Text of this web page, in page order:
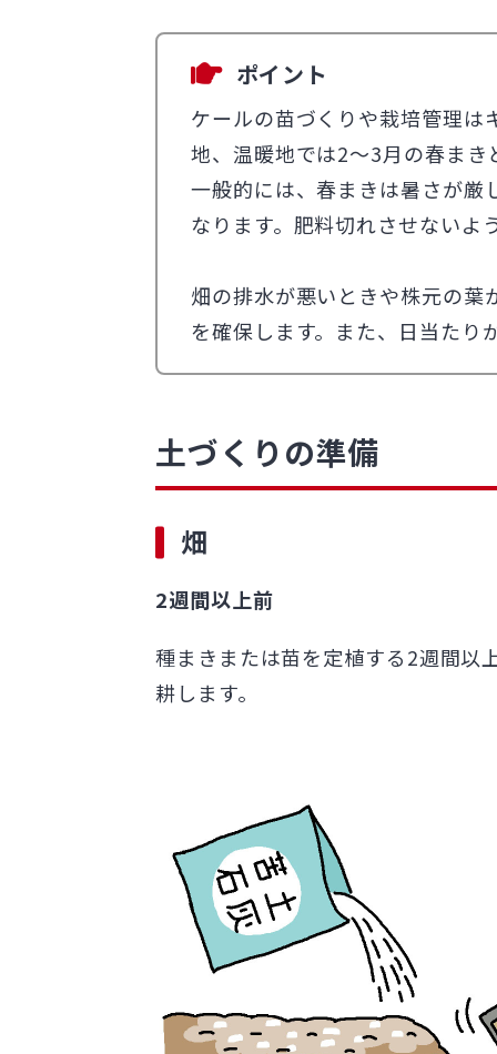
ポイント
ケールの苗づくりや栽培管理は
地、温暖地では2～3月の春ま
一般的には、春まきは暑さが厳
なります。肥料切れさせないよ
畑の排水が悪いときや株元の葉
を確保します。また、日当たり
土づくりの準備
畑
2週間以上前
種まきまたは苗を定植する2週間以
耕します。